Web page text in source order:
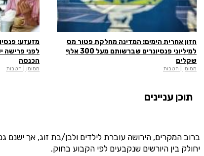
חזון אחרית הימים: המדינה מחלקת פטור מס
למיליוני פנסיונרים שברשותם מעל 300 אלף
שקלים
ממומן | הטבות
מזעזע:
לפני פרישה
הכנסה
ממומן | הטבות
תוכן עניינים
ברוב המקרים, הירושה עוברת לילדים ולבן/בת זוג, אך
יחולק בין היורשים שנקבעים לפי הקבוע בחוק.